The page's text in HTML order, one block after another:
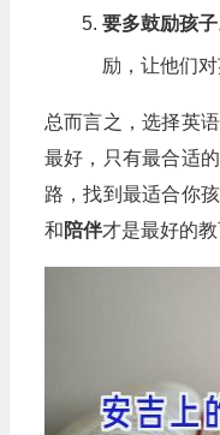
要多鼓励孩子
励，让他们对
总而言之，选择英
最好，只有最合适
路，找到最适合你
和陪伴才是最好的教